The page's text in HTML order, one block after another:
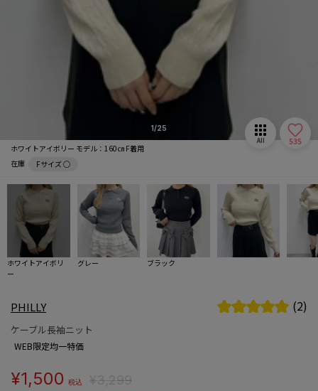
All 535
1/25
ホワイトアイボリー モデル：160㎝ F着用
在庫
Fサイズ ◯
ホワイトアイボリ
ー
グレー ブラック
PHILLY (2)
ケーブル長袖ニット
WEB限定均一特価
¥1,500 税込 ¥3,299